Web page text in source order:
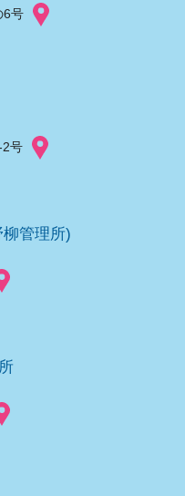
6号
2号
管理所)